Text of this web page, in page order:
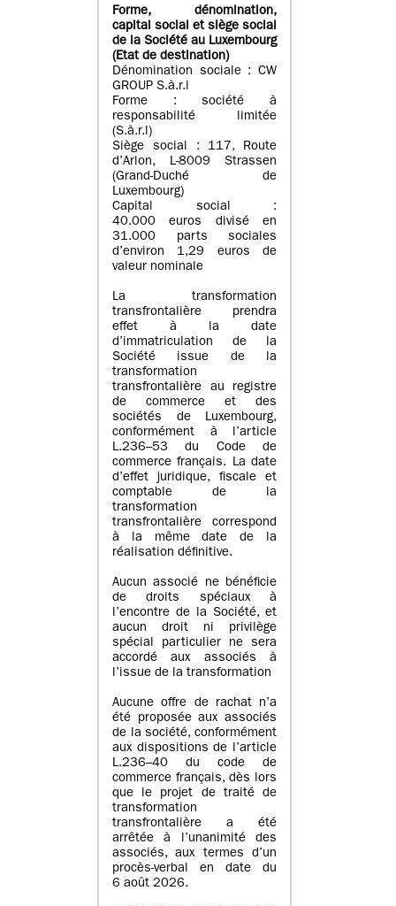
Forme, dénomination,
capital social et siège social
de la Société au Luxembourg
(Etat de destination)
Dénomination sociale : CW
GROUP S.à.r.l
Forme : société à
responsabilité limitée
(S.à.r.l)
Siège social : 117, Route
d’Arlon, L-8009 Strassen
(Grand-Duché de
Luxembourg)
Capital social :
40.000 euros divisé en
31.000 parts sociales
d’environ 1,29 euros de
valeur nominale
La transformation
transfrontalière prendra
effet à la date
d’immatriculation de la
Société issue de la
transformation
transfrontalière au registre
de commerce et des
sociétés de Luxembourg,
conformément à l’article
L.236–53 du Code de
commerce français. La date
d’effet juridique, fiscale et
comptable de la
transformation
transfrontalière correspond
à la même date de la
réalisation définitive.
Aucun associé ne bénéficie
de droits spéciaux à
l’encontre de la Société, et
aucun droit ni privilège
spécial particulier ne sera
accordé aux associés à
l’issue de la transformation
Aucune offre de rachat n’a
été proposée aux associés
de la société, conformément
aux dispositions de l’article
L.236–40 du code de
commerce français, dès lors
que le projet de traité de
transformation
transfrontalière a été
arrêtée à l’unanimité des
associés, aux termes d’un
procès-verbal en date du
6 août 2026.